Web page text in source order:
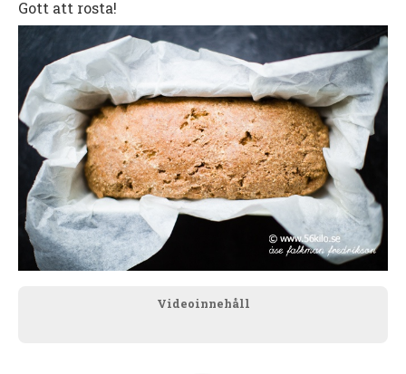
Gott att rosta!
Videoinnehåll